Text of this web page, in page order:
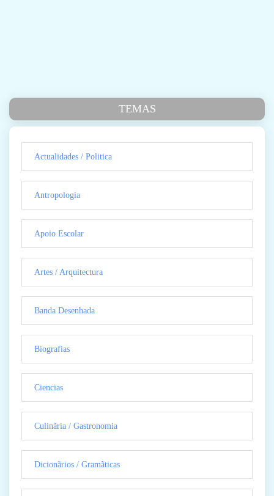
TEMAS
Actualidades / Politica
Antropologia
Apoio Escolar
Artes / Arquitectura
Banda Desenhada
Biografias
Ciencias
Culinãria / Gastronomia
Dicionãrios / Gramãticas